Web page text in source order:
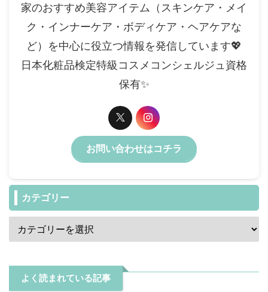
家のおすすめ美容アイテム（スキンケア・メイ
ク・インナーケア・ボディケア・ヘアケアな
ど）を中心に役立つ情報を発信しています💖
日本化粧品検定特級コスメコンシェルジュ資格
保有✨️
お問い合わせはコチラ
カテゴリー
よく読まれている記事